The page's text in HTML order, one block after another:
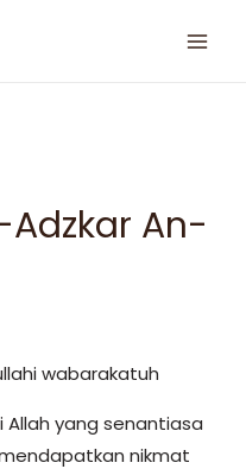
An-
wabarakatuh
Allah yang senantiasa
nikmat